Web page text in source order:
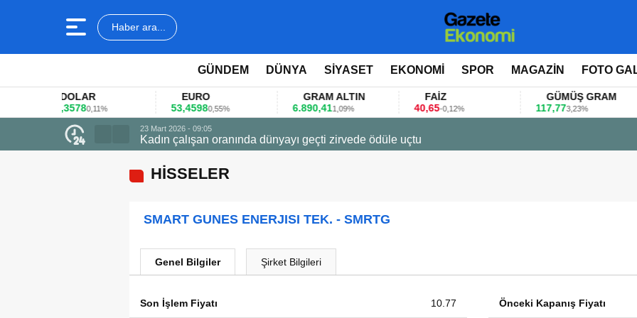
Haber ara...
GÜNDEM DÜNYA SİYASET EKONOMİ SPOR MAGAZİN FOTO
DOLAR
45,35780,11%
EURO
53,45980,55%
GRAM ALTIN
6.890,411,09%
40,65-0,12%
GÜMÜŞ GRAM
117,773,23%
23 Mart 2026 - 09:05
Kadın çalışan oranında dünyayı geçti zirvede ödüle uçtu
HİSSELER
SMART GUNES ENERJISI TEK. - SMRTG
Genel Bilgiler Şirket Bilgileri
Son İşlem Fiyatı 10.77 Önceki Kapanış Fiyatı